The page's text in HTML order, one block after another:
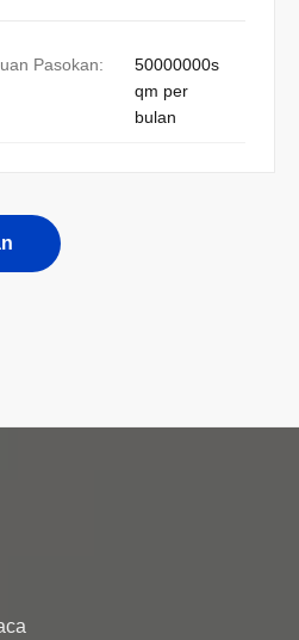
Pasokan:
50000000s
qm per
bulan